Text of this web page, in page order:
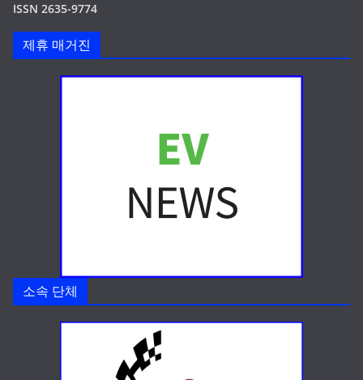
ISSN 2635-9774
제휴 매거진
소속 단체